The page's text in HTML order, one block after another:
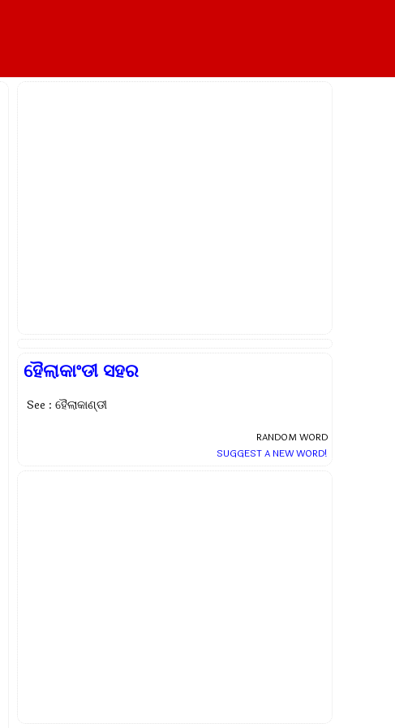
ହୈଲାକାଂଡୀ ସହର
See : ହୈଲାକାଣ୍ଡୀ
RANDOM WORD
SUGGEST A NEW WORD!